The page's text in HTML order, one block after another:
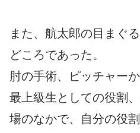
また、航太郎の目まぐ
どころであった。
肘の手術、ピッチャー
最上級生としての役割
場のなかで、自分の役